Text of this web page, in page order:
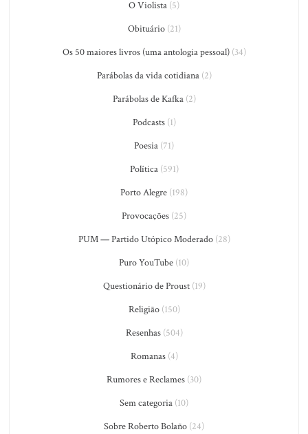
O Violista (5)
Obituário(21)
Os 50 maiores livros (uma antologia pessoal)(34)
Parábolas da vida cotidiana(2)
Parábolas de Kafka(2)
Podcasts(1)
Poesia (71)
Política(591)
Porto Alegre (198)
Provocações (25)
PUM — Partido Utópico Moderado(28)
Puro YouTube (10)
Questionário de Proust(19)
Religião(150)
Resenhas(504)
Romanas(4)
Rumores e Reclames (30)
Sem categoria (10)
Sobre Roberto Bolaño (24)